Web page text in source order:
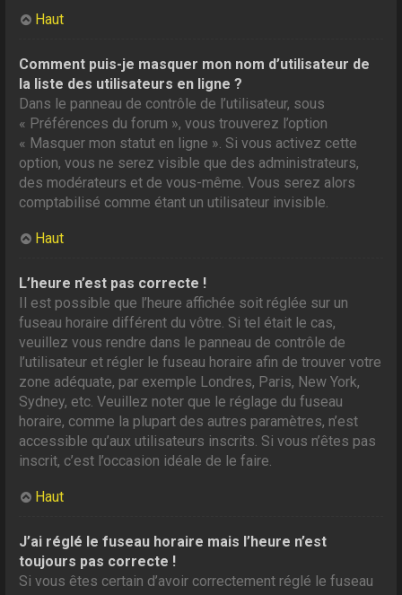
Haut
Comment puis-je masquer mon nom d’utilisateur de
la liste des utilisateurs en ligne ?
Dans le panneau de contrôle de l’utilisateur, sous
« Préférences du forum », vous trouverez l’option
« Masquer mon statut en ligne ». Si vous activez cette
option, vous ne serez visible que des administrateurs,
des modérateurs et de vous-même. Vous serez alors
comptabilisé comme étant un utilisateur invisible.
Haut
L’heure n’est pas correcte !
Il est possible que l’heure affichée soit réglée sur un
fuseau horaire différent du vôtre. Si tel était le cas,
veuillez vous rendre dans le panneau de contrôle de
l’utilisateur et régler le fuseau horaire afin de trouver votre
zone adéquate, par exemple Londres, Paris, New York,
Sydney, etc. Veuillez noter que le réglage du fuseau
horaire, comme la plupart des autres paramètres, n’est
accessible qu’aux utilisateurs inscrits. Si vous n’êtes pas
inscrit, c’est l’occasion idéale de le faire.
Haut
J’ai réglé le fuseau horaire mais l’heure n’est
toujours pas correcte !
Si vous êtes certain d’avoir correctement réglé le fuseau